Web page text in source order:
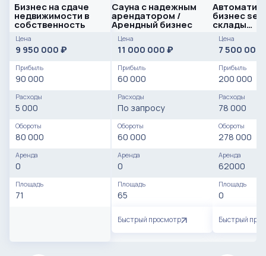
Бизнес на сдаче
недвижимости в
собственность
Цена
9 950 000 ₽
Прибыль
90 000
Расходы
5 000
Обороты
80 000
Аренда
0
Площадь
71
Сауна с надежным
арендатором /
Арендный бизнес
Цена
11 000 000 ₽
Прибыль
60 000
Расходы
По запросу
Обороты
60 000
Аренда
0
Площадь
65
Быстрый просмотр
бизнес
склады
хранения
Цена
7 500 000
Прибыль
200 000
Расходы
78 000
Обороты
278 000
Аренда
62000
Площадь
0
Быстрый